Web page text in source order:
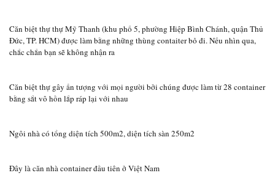
Căn biệt thự thự Mỹ Thanh (khu phố 5, phường Hiệp Bình Chánh, quận Thủ
Đức, TP. HCM) được làm bằng những thùng contaiter bỏ đi. Nếu nhìn qua,
chắc chắn bạn sẽ không nhận ra
Căn biệt thự gây ấn tượng với mọi người bởi chúng được làm từ 28 container
bằng sắt vô hồn lắp ráp lại với nhau
Ngôi nhà có tổng diện tích 500m2, diện tích sàn 250m2
Đây là căn nhà container đầu tiên ở Việt Nam